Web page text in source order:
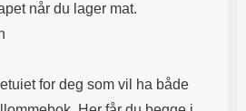
etuiet er dekorert med et flott
når du lager mat.
for deg som vil ha både